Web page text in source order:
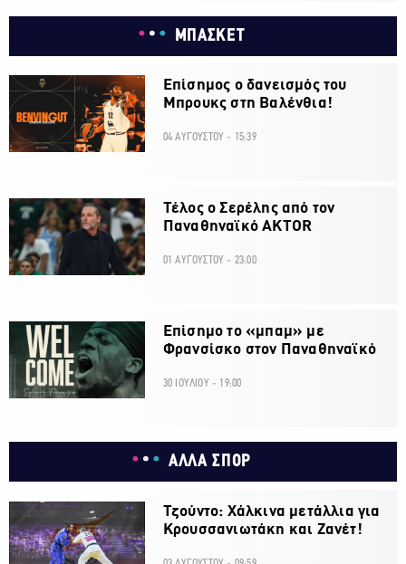
ΜΠΑΣΚΕΤ
Επίσημος ο δανεισμός του
Μπρουκς στη Βαλένθια!
04 ΑΥΓΟΥΣΤΟΥ - 15:39
Τέλος ο Σερέλης από τον
Παναθηναϊκό AKTOR
01 ΑΥΓΟΥΣΤΟΥ - 23:00
Επίσημο το «μπαμ» με
Φρανσίσκο στον Παναθηναϊκό
30 ΙΟΥΛΙΟΥ - 19:00
ΑΛΛΑ ΣΠΟΡ
Τζούντο: Χάλκινα μετάλλια για
Κρουσσανιωτάκη και Ζανέτ!